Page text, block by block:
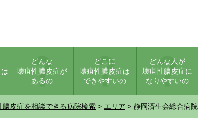
どんな
壊疽性膿皮症が
あるの
どこに
壊疽性膿皮症は
できやすいの
どんな人が
壊疽性膿皮症に
なりやすいの
膿皮症を相談できる病院検索 > エリア > 静岡済生会総合病院